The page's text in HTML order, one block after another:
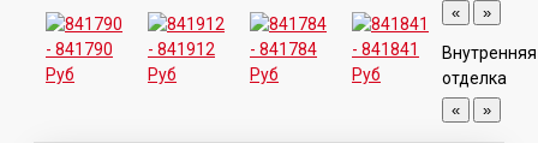
« »
Внутренняя
отделка
« »